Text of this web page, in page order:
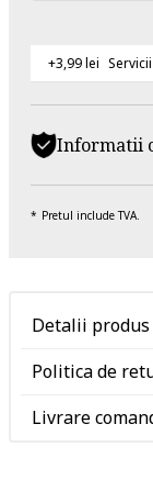
+3,99 lei
Informatii
Pretul include TVA.
Detalii produs
Politica de
Livrare